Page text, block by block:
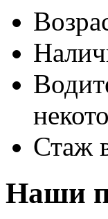
Стаж
Наши